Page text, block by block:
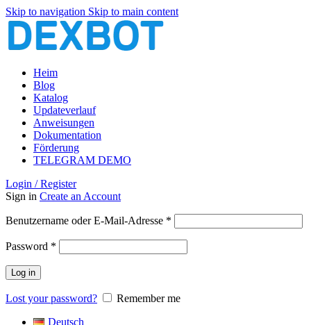
Skip to navigation Skip to main content
Heim
Blog
Katalog
Updateverlauf
Anweisungen
Dokumentation
Förderung
TELEGRAM DEMO
Login / Register
Sign in Create an Account
Benutzername oder E-Mail-Adresse *
Password *
Log in
Lost your password?
Remember me
Deutsch